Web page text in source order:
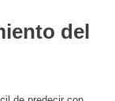
del